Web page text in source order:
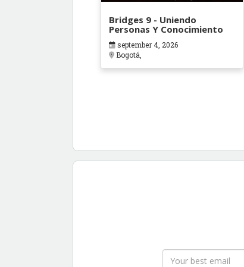
Bridges 9 - Uniendo
Personas Y Conocimiento
september 4, 2026
Bogotá,